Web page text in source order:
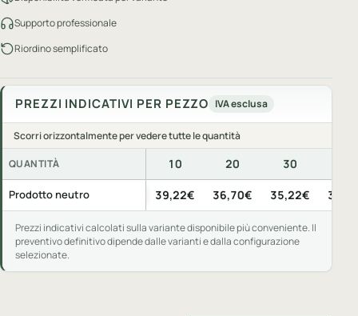
Supporto professionale
Riordino semplificato
PREZZI INDICATIVI PER PEZZO IVA esclusa
Scorri orizzontalmente per vedere tutte le quantità
Prezzi indicativi per pezzo, IVA esclusa, per quantità di
QUANTITÀ 10 20 30
Prodotto neutro 39,22€ 36,70€ 35,22€
Prezzi indicativi calcolati sulla variante disponibile più conveniente. Il
preventivo definitivo dipende dalle varianti e dalla configurazione
selezionate.